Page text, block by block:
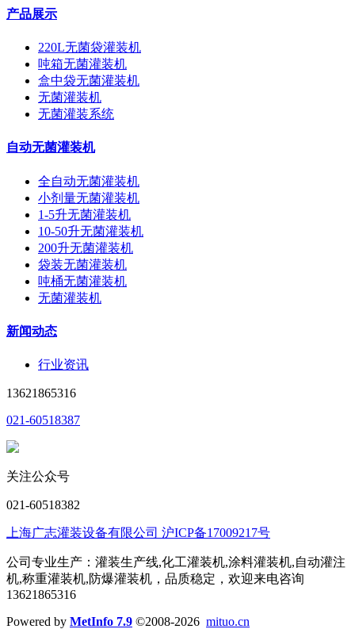
产品展示
220L无菌袋灌装机
吨箱无菌灌装机
盒中袋无菌灌装机
无菌灌装机
无菌灌装系统
自动无菌灌装机
全自动无菌灌装机
小剂量无菌灌装机
1-5升无菌灌装机
10-50升无菌灌装机
200升无菌灌装机
袋装无菌灌装机
吨桶无菌灌装机
无菌灌装机
新闻动态
行业资讯
13621865316
021-60518387
关注公众号
021-60518382
上海广志灌装设备有限公司 沪ICP备17009217号
公司专业生产：灌装生产线,化工灌装机,涂料灌装机,自动灌注
机,称重灌装机,防爆灌装机，品质稳定，欢迎来电咨询
13621865316
Powered by MetInfo 7.9 ©2008-2026 mituo.cn